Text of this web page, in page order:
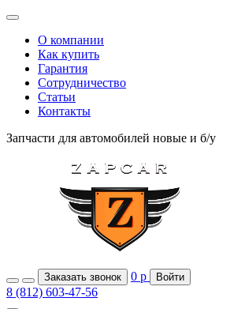
О компании
Как купить
Гарантия
Сотрудничество
Статьи
Контакты
Запчасти для автомобилей новые и б/у
Заказать звонок 0 р Войти
8 (812) 603-47-56